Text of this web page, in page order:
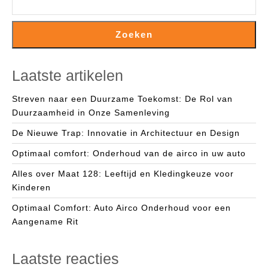
Zoeken
Laatste artikelen
Streven naar een Duurzame Toekomst: De Rol van
Duurzaamheid in Onze Samenleving
De Nieuwe Trap: Innovatie in Architectuur en Design
Optimaal comfort: Onderhoud van de airco in uw auto
Alles over Maat 128: Leeftijd en Kledingkeuze voor
Kinderen
Optimaal Comfort: Auto Airco Onderhoud voor een
Aangename Rit
Laatste reacties